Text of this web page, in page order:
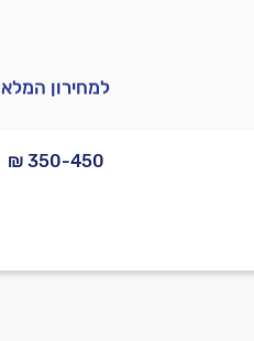
למחירון המלא
₪ 350-450